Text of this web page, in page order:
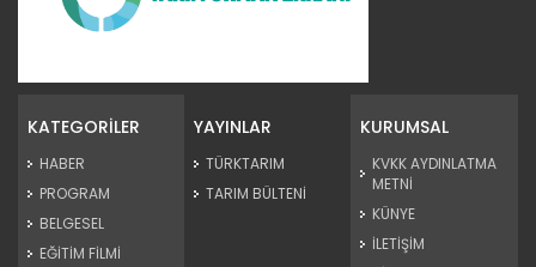
KATEGORİLER
HABER
PROGRAM
BELGESEL
EĞİTİM FİLMİ
YAYINLAR
TÜRKTARIM
TARIM BÜLTENİ
KURUMSAL
KVKK AYDINLATMA
METNİ
KÜNYE
İLETİŞİM